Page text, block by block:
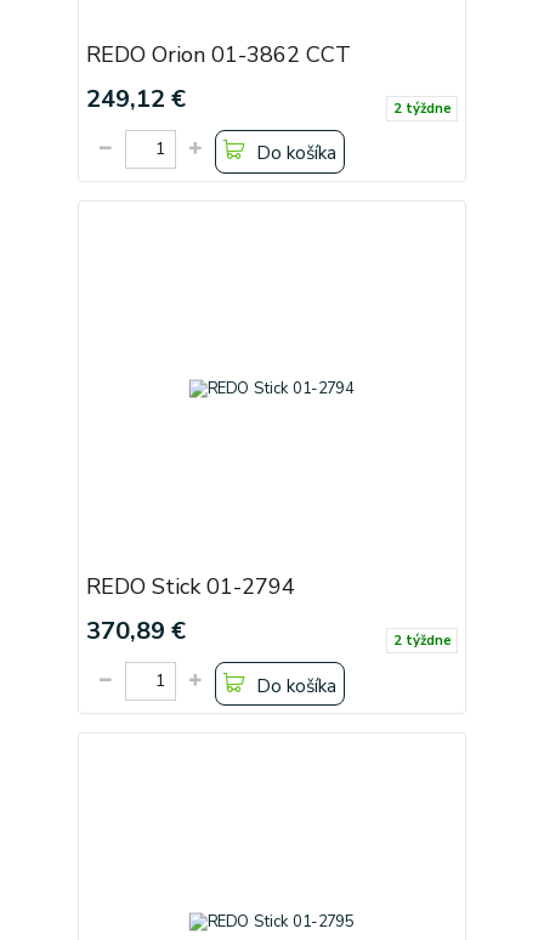
REDO Orion 01-3862 CCT
249,12 € 2 týždne
Do košíka
REDO Stick 01-2794
370,89 € 2 týždne
Do košíka